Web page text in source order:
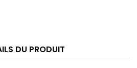
DU PRODUIT